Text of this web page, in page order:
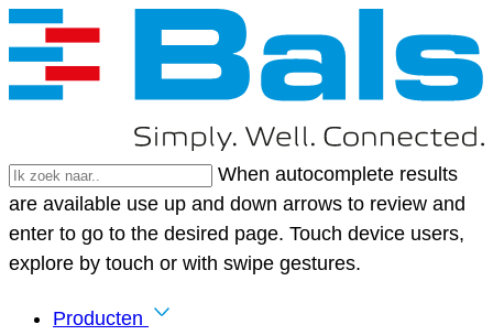
When autocomplete results
are available use up and down arrows to review and
enter to go to the desired page. Touch device users,
explore by touch or with swipe gestures.
Producten